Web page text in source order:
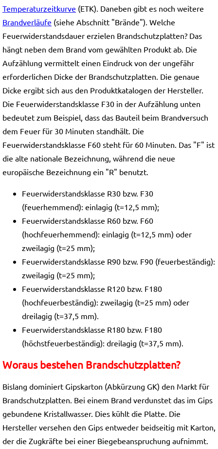
Temperaturzeitkurve (ETK). Daneben gibt es noch weitere
Brandverläufe (siehe Abschnitt "Brände"). Welche
Feuerwiderstandsdauer erzielen Brandschutzplatten? Das
hängt neben dem Brand vom gewählten Produkt ab. Die
Aufzählung vermittelt einen Eindruck von der ungefähr
erforderlichen Dicke der Brandschutzplatten. Die genaue
Dicke ergibt sich aus den Produktkatalogen der Hersteller.
Die Feuerwiderstandsklasse F30 in der Aufzählung unten
bedeutet zum Beispiel, dass das Bauteil beim Brandversuch
dem Feuer für 30 Minuten standhält. Die
Feuerwiderstandsklasse F60 steht für 60 Minuten. Das "F" ist
die alte nationale Bezeichnung, während die neue
europäische Bezeichnung ein "R" benutzt.
Feuerwiderstandsklasse R30 bzw. F30
(feuerhemmend): einlagig (t=12,5 mm);
Feuerwiderstandsklasse R60 bzw. F60
(hochfeuerhemmend): einlagig (t=12,5 mm) oder
zweilagig (t=25 mm);
Feuerwiderstandsklasse R90 bzw. F90 (feuerbeständig):
zweilagig (t=25 mm);
Feuerwiderstandsklasse R120 bzw. F180
(hochfeuerbeständig): zweilagig (t=25 mm) oder
dreilagig (t=37,5 mm).
Feuerwiderstandsklasse R180 bzw. F180
(höchstfeuerbeständig): dreilagig (t=37,5 mm).
Woraus bestehen Brandschutzplatten?
Bislang dominiert Gipskarton (Abkürzung GK) den Markt für
Brandschutzplatten. Bei einem Brand verdunstet das im Gips
gebundene Kristallwasser. Dies kühlt die Platte. Die
Hersteller versehen den Gips entweder beidseitig mit Karton,
der die Zugkräfte bei einer Biegebeanspruchung aufnimmt.